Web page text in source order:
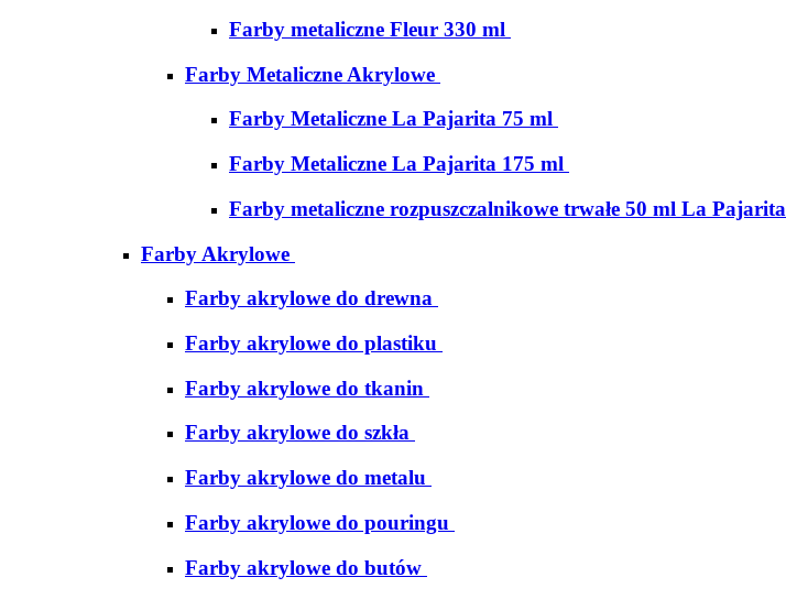
Farby metaliczne Fleur 330 ml
Farby Metaliczne Akrylowe
Farby Metaliczne La Pajarita 75 ml
Farby Metaliczne La Pajarita 175 ml
Farby metaliczne rozpuszczalnikowe trwałe 50 ml La Pajarita
Farby Akrylowe
Farby akrylowe do drewna
Farby akrylowe do plastiku
Farby akrylowe do tkanin
Farby akrylowe do szkła
Farby akrylowe do metalu
Farby akrylowe do pouringu
Farby akrylowe do butów